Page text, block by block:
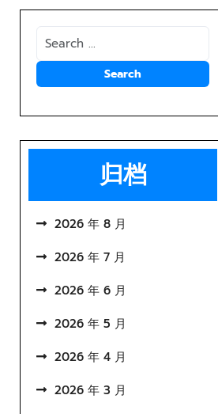
归档
2026 年 8 月
2026 年 7 月
2026 年 6 月
2026 年 5 月
2026 年 4 月
2026 年 3 月